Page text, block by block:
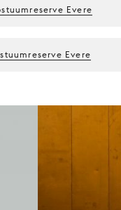
Evere
Evere